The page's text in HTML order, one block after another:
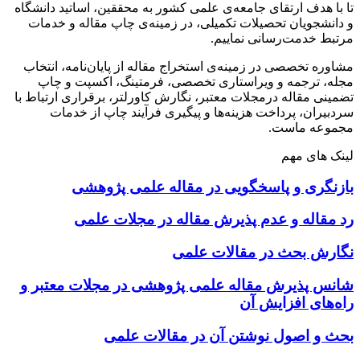
تا با هدف ارتقای جامعه‌ی علمی کشور به محققین، اساتید دانشگاه
و دانشجویان تحصیلات تکمیلی، در زمینه‌ی چاپ مقاله و خدمات
مرتبط خدمت‌رسانی نماییم.
مشاوره تخصصی در زمینه‌ی استخراج مقاله از پایان‌نامه، انتخاب
مجله، ترجمه و ویراستاری تخصصی، فرمتینگ، اکسپت و چاپ
تضمینی مقاله درمجلات معتبر، نگارش کاورلتر، برقراری ارتباط با
سردبیران، پرداخت هزینه‌ها و پیگیری فرآیند چاپ از خدمات
مجموعه ماست.
لینک های مهم
بازنگری و پاسخگویی در مقاله علمی پژوهشی
رد مقاله و عدم پذیرش مقاله در مجلات علمی
نگارش بحث در مقالات علمی
شانس پذیرش مقاله علمی پژوهشی در مجلات معتبر و
راه‌های افزایش آن
بحث و اصول نوشتن آن در مقالات علمی